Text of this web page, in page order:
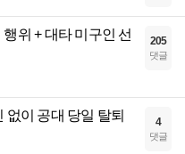
위 + 대타 미구인 선
205
댓글
없이 공대 당일 탈퇴
4
댓글